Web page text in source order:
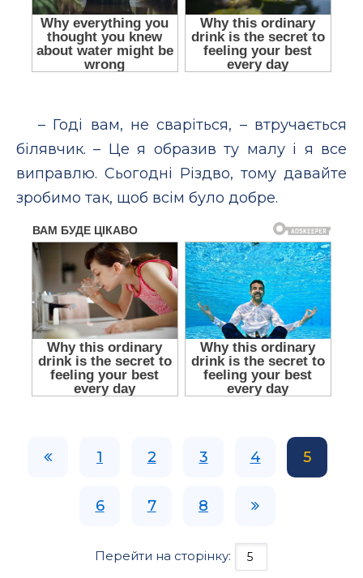
– Годі вам, не сваріться, – втручається
білявчик. – Це я образив ту малу і я все
виправлю. Сьогодні Різдво, тому давайте
зробимо так, щоб всім було добре.
1 2 3 4 5
6 7 8
Перейти на сторінку: